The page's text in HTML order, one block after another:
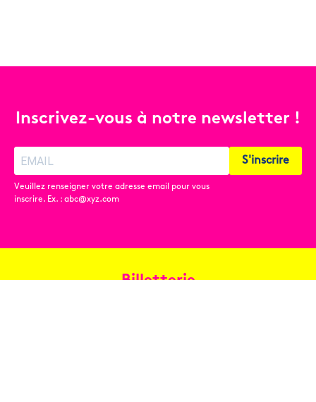
Inscrivez-vous à notre newsletter !
Veuillez renseigner votre adresse email pour vous
inscrire. Ex. : abc@xyz.com
S'inscrire
Billetterie